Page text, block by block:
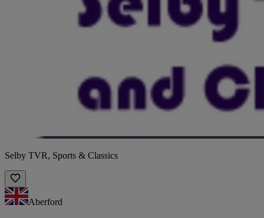
Selby TVR, Sports & Classics
Aberford